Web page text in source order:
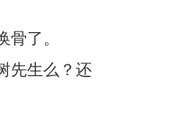
了。
先生么？还